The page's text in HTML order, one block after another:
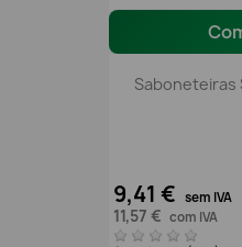
Saboneteiras
9,41 € sem IVA
11,57 € com IVA